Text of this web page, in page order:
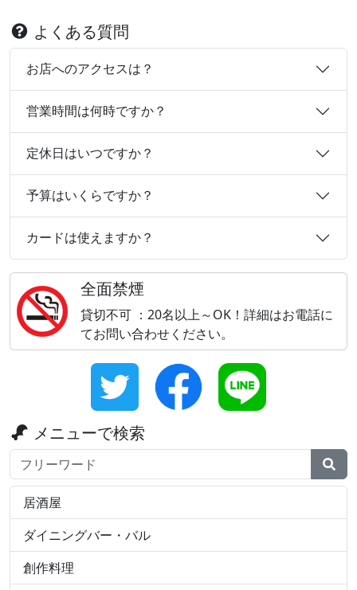
よくある質問
お店へのアクセスは？
営業時間は何時ですか？
定休日はいつですか？
予算はいくらですか？
カードは使えますか？
全面禁煙
貸切不可 ：20名以上～OK！詳細はお電話に
てお問い合わせください。
メニューで検索
検索ワード
居酒屋
ダイニングバー・バル
創作料理